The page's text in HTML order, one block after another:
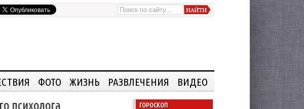
ФОТО ЖИЗНЬ РАЗВЛЕЧЕНИЯ ВИДЕО
психолога ГОРОСКОП